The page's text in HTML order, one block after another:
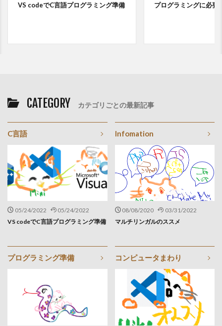
VS codeでC言語プログラミング準備 プログラミングに必要
CATEGORY カテゴリごとの最新記事
C言語
05/24/2022
05/24/2022
VS codeでC言語プログラミング準備
Infomation
08/08/2020
03/31/2022
マルチリンガルのススメ
プログラミング準備 コンピュータまわり